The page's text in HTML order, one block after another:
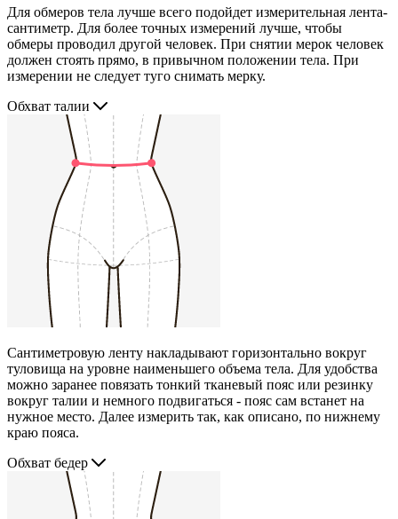
Для обмеров тела лучше всего подойдет измерительная лента-
сантиметр. Для более точных измерений лучше, чтобы
обмеры проводил другой человек. При снятии мерок человек
должен стоять прямо, в привычном положении тела. При
измерении не следует туго снимать мерку.
Обхват талии
Сантиметровую ленту накладывают горизонтально вокруг
туловища на уровне наименьшего объема тела. Для удобства
можно заранее повязать тонкий тканевый пояс или резинку
вокруг талии и немного подвигаться - пояс сам встанет на
нужное место. Далее измерить так, как описано, по нижнему
краю пояса.
Обхват бедер